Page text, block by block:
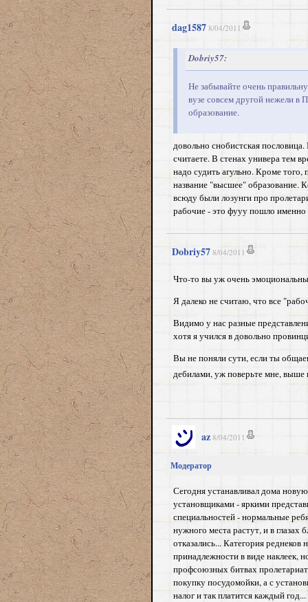
dag1587 8/04/2011
Dobriy57:
Не забывайте очень
вузе совсем другой нежели в
образование.
довольно снобистская
считаете. В стенах универа тем
надо судить агульно. Кроме того,
название "высшее" образование.
всюду были лозунги про
рабочие - это фууу пошло именно
Dobriy57 8/04/2011
Что-то вы уж очень
Я далеко не считаю, что все
Видимо у нас разные
хотя я учился в довольно
Вы не поняли сути, если ты
дебилами, уж поверьте мне, выше
az 8/04/2011
Модератор
Сегодня устанавливал дома
установщиками - яркими
специальностей - нормальные
нужного места растут, и в глазах
отказались... Категория
принадлежности в виде наклеек,
профсоюзных битвах
покупку посудомойки, а с
налог и так платится каждый